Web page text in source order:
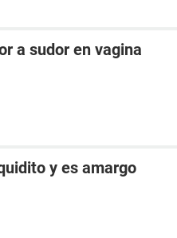
a sudor en vagina
y es amargo